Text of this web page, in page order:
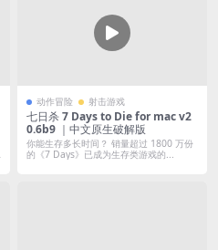
动作冒险 射击游戏
七日杀 7 Days to Die for mac v2
0.6b9 ｜中文原生破解版
你能生存多长时间？ 销量超过 1800 万份
的《7 Days》已成为生存类游戏的...